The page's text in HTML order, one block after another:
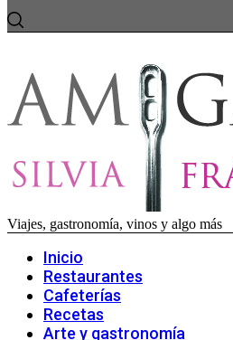
Viajes, gastronomía, vinos y algo más
Inicio
Restaurantes
Cafeterías
Recetas
Arte y gastronomía